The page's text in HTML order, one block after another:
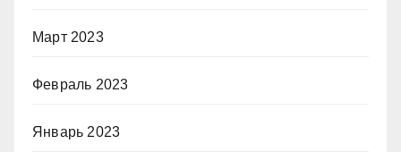
Март 2023
Февраль 2023
Январь 2023